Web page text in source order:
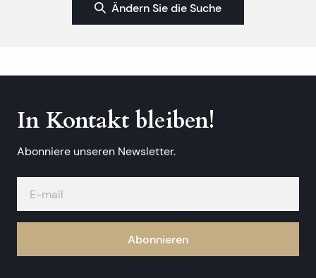
Ändern Sie die Suche
In Kontakt bleiben!
Abonniere unseren Newsletter.
Abonnieren